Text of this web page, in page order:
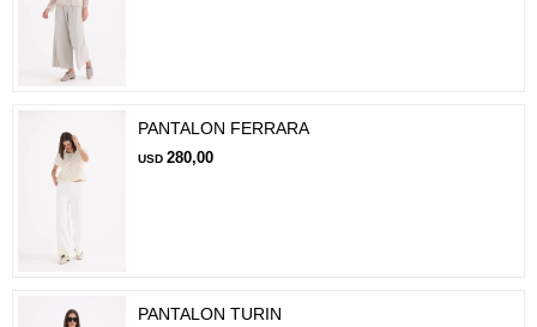
PANTALON FERRARA
USD 280,00
PANTALON TURIN